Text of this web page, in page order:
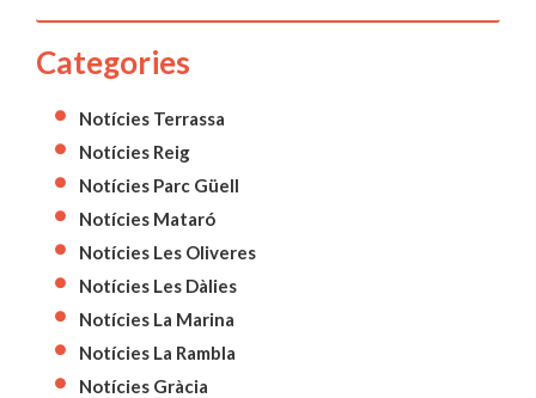
Categories
Notícies Terrassa
Notícies Reig
Notícies Parc Güell
Notícies Mataró
Notícies Les Oliveres
Notícies Les Dàlies
Notícies La Marina
Notícies La Rambla
Notícies Gràcia